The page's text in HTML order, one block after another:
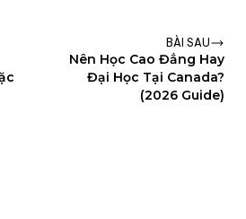
BÀI SAU
Nên Học Cao Đẳng Hay
Đại Học Tại Canada?
(2026 Guide)